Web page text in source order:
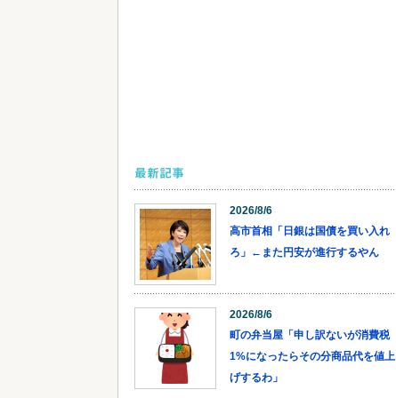
最新記事
2026/8/6
高市首相「日銀は国債を買い入れ
ろ」←また円安が進行するやん
2026/8/6
町の弁当屋「申し訳ないが消費税
1%になったらその分商品代を値上
げするわ」